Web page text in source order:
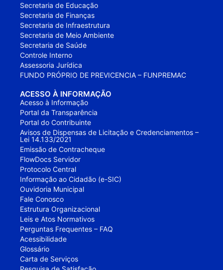
Secretaria de Educação
Secretaria de Finanças
Secretaria de Infraestrutura
Secretaria de Meio Ambiente
Secretaria de Saúde
Controle Interno
Assessoria Jurídica
FUNDO PRÓPRIO DE PREVICENCIA – FUNPREMAC
ACESSO À INFORMAÇÃO
Acesso à Informação
Portal da Transparência
Portal do Contribuinte
Avisos de Dispensas de Licitação e Credenciamentos –
Lei 14.133/2021
Emissão de Contracheque
FlowDocs Servidor
Protocolo Central
Informação ao Cidadão (e-SIC)
Ouvidoria Municipal
Fale Conosco
Estrutura Organizacional
Leis e Atos Normativos
Perguntas Frequentes – FAQ
Acessibilidade
Glossário
Carta de Serviços